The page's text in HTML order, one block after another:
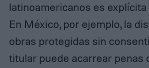
latinoamericanos es
En México, por ejemplo, la
obras protegidas sin
titular puede acarrear penas